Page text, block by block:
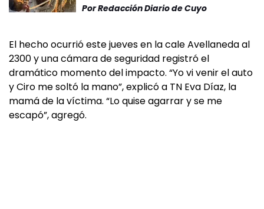
PorRedacción Diario de Cuyo
El hecho ocurrió este jueves en la cale Avellaneda al
2300 y una cámara de seguridad registró el
dramático momento del impacto. “Yo vi venir el auto
y Ciro me soltó la mano”, explicó a TN Eva Díaz, la
mamá de la víctima. “Lo quise agarrar y se me
escapó”, agregó.